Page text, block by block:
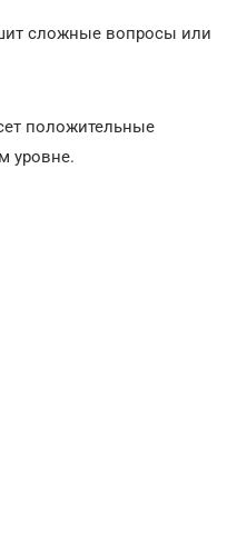
сложные вопросы или
положительные
уровне.